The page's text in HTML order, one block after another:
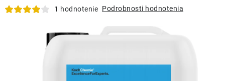
VÝHODNÉ SADY
NOVINKY V SORTIMENTE
1 hodnotenie Podrobnosti hodnotenia